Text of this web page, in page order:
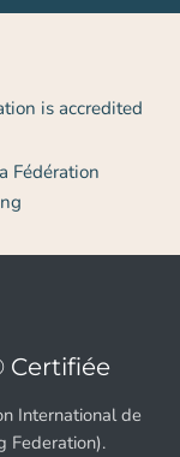
is accredited
Fédération
Certifiée
International de
Federation).